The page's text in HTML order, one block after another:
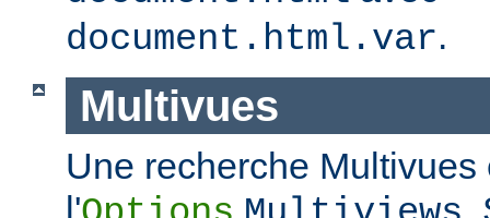
document.html.var.
Multivues
Une recherche
l'